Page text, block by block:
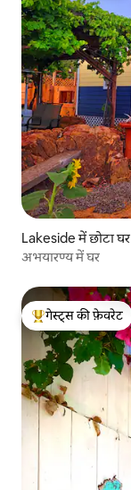
Lakeside में छोटा घर
अभयारण्य में घर
गेस्ट्स का टॉप फ़ेवरेट
गेस्ट्स की फ़ेवरेट